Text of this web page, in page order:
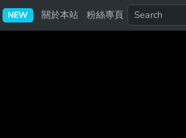
NEW 關於本站 粉絲專頁